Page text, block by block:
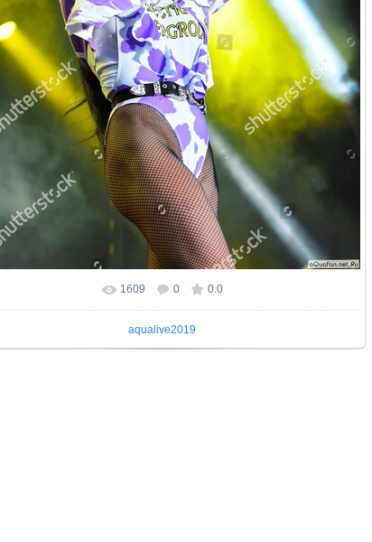
Размер фотографии: 1045x1500
1609 0 0.0
aqualive2019